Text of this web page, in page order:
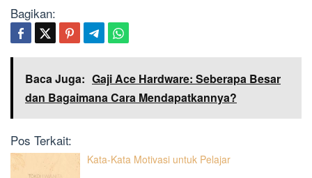
Bagikan:
Baca Juga: Gaji Ace Hardware: Seberapa Besar
dan Bagaimana Cara Mendapatkannya?
Pos Terkait:
Kata-Kata Motivasi untuk Pelajar